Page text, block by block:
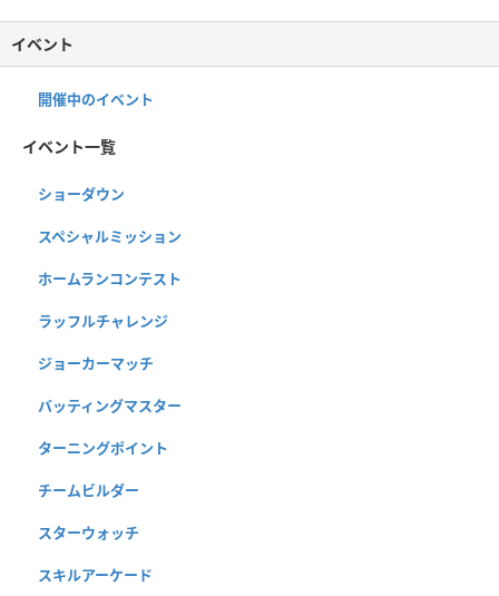
イベント
開催中のイベント
イベント一覧
ショーダウン
スペシャルミッション
ホームランコンテスト
ラッフルチャレンジ
ジョーカーマッチ
バッティングマスター
ターニングポイント
チームビルダー
スターウォッチ
スキルアーケード